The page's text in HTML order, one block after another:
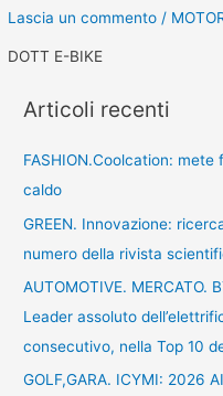
Lascia un commento /
DOTT E-BIKE
Articoli recenti
FASHION.Coolcation:
caldo
GREEN. Innovazione:
numero della rivista
AUTOMOTIVE. MERCATO.
Leader assoluto
consecutivo, nella Top 10
GOLF,GARA. ICYMI: 2026